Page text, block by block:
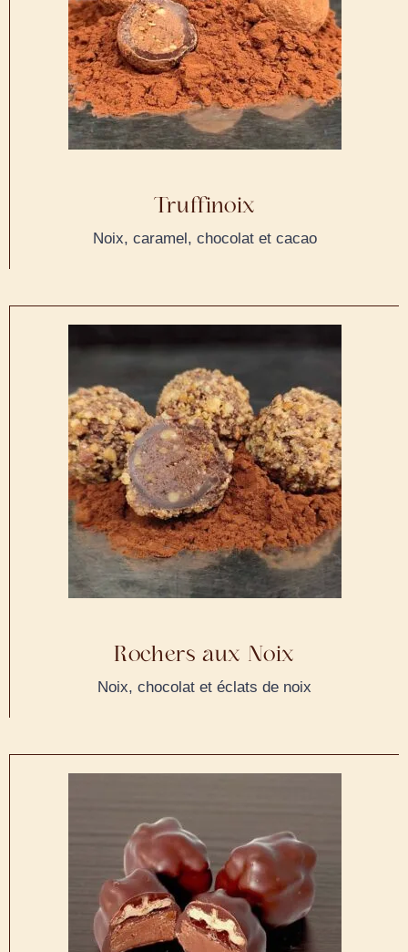
Truffinoix
Noix, caramel, chocolat et cacao
Rochers aux Noix
Noix, chocolat et éclats de noix